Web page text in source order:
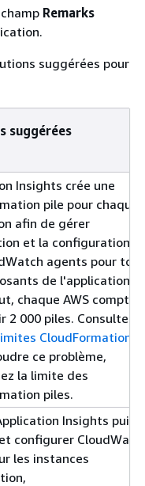
Remarks
suggérées pour
suggérées
Insights crée une
pile pour chaque
afin de gérer
et la configuration
agents pour
de l'application.
chaque AWS compte
2 000 piles. Consultez
CloudFormation
ce problème,
la limite des
piles.
Insights
configurer
les instances